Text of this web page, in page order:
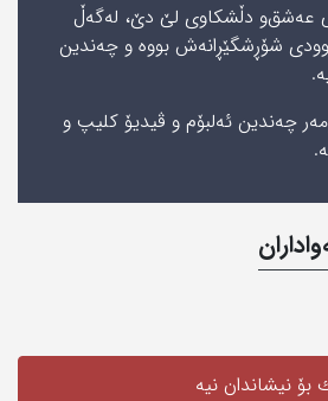
عه‌شق‌و دڵشكاوی‌ لێ‌ دێ، له‌گه‌ڵ‌
شۆڕشگێڕانه‌ش بووه‌ و چه‌ندین
چەندین ئەلبۆم و ڤیدیۆ کلیپ و
بۆ نیشاندان نیه‌